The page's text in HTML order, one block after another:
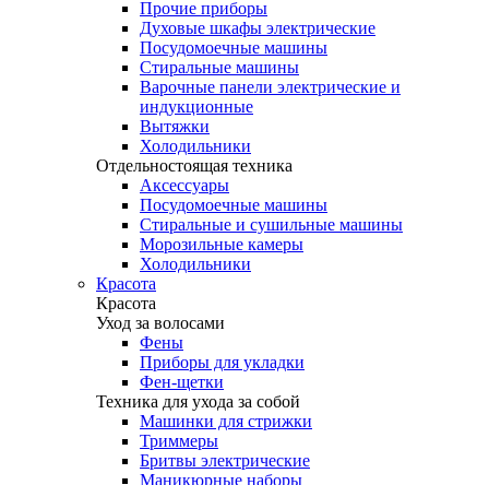
Прочие приборы
Духовые шкафы электрические
Посудомоечные машины
Стиральные машины
Варочные панели электрические и
индукционные
Вытяжки
Холодильники
Отдельностоящая техника
Аксессуары
Посудомоечные машины
Стиральные и сушильные машины
Морозильные камеры
Холодильники
Красота
Красота
Уход за волосами
Фены
Приборы для укладки
Фен-щетки
Техника для ухода за собой
Машинки для стрижки
Триммеры
Бритвы электрические
Маникюрные наборы